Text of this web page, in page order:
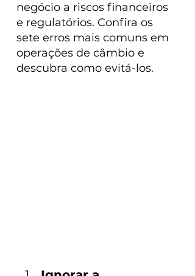
negócio a riscos financeiros
e regulatórios. Confira os
sete erros mais comuns em
operações de câmbio e
descubra como evitá-los.